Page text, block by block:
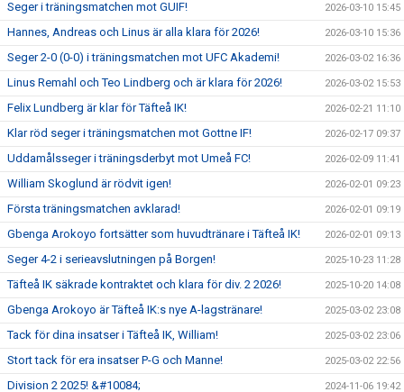
Seger i träningsmatchen mot GUIF! 2026-03-10 15:45
Hannes, Andreas och Linus är alla klara för 2026! 2026-03-10 15:36
Seger 2-0 (0-0) i träningsmatchen mot UFC Akademi! 2026-03-02 16:36
Linus Remahl och Teo Lindberg och är klara för 2026! 2026-03-02 15:53
Felix Lundberg är klar för Täfteå IK! 2026-02-21 11:10
Klar röd seger i träningsmatchen mot Gottne IF! 2026-02-17 09:37
Uddamålsseger i träningsderbyt mot Umeå FC! 2026-02-09 11:41
William Skoglund är rödvit igen! 2026-02-01 09:23
Första träningsmatchen avklarad! 2026-02-01 09:19
Gbenga Arokoyo fortsätter som huvudtränare i Täfteå IK! 2026-02-01 09:13
Seger 4-2 i serieavslutningen på Borgen! 2025-10-23 11:28
Täfteå IK säkrade kontraktet och klara för div. 2 2026! 2025-10-20 14:08
Gbenga Arokoyo är Täfteå IK:s nye A-lagstränare! 2025-03-02 23:08
Tack för dina insatser i Täfteå IK, William! 2025-03-02 23:06
Stort tack för era insatser P-G och Manne! 2025-03-02 22:56
Division 2 2025! &#10084; 2024-11-06 19:42